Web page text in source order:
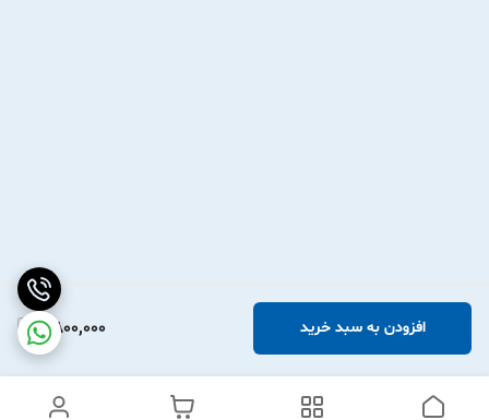
2,800,000 افزودن به سبد خرید